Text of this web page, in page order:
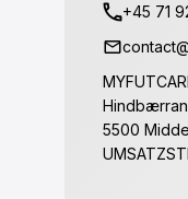
+45 71
5500